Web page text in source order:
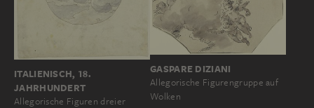
ITALIENISCH, 18.
JAHRHUNDERT
Allegorische Figuren dreier
GASPARE DIZIANI
Allegorische Figurengruppe auf
Wolken